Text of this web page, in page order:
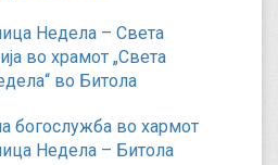
Недела – Света
во храмот „Света
во Битола
богослужба во хармот
Недела – Битола